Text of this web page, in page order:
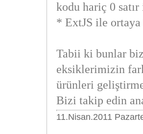
kodu hariç 0
* ExtJS ile ortaya
Tabii ki bunlar
eksiklerimizin
ürünleri
Bizi takip edin
11.Nisan.2011